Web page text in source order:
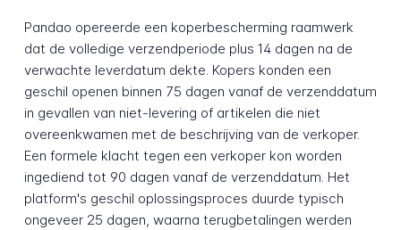
Pandao opereerde een koperbescherming raamwerk
dat de volledige verzendperiode plus 14 dagen na de
verwachte leverdatum dekte. Kopers konden een
geschil openen binnen 75 dagen vanaf de verzenddatum
in gevallen van niet-levering of artikelen die niet
overeenkwamen met de beschrijving van de verkoper.
Een formele klacht tegen een verkoper kon worden
ingediend tot 90 dagen vanaf de verzenddatum. Het
platform's geschil oplossingsproces duurde typisch
ongeveer 25 dagen, waarna terugbetalingen werden